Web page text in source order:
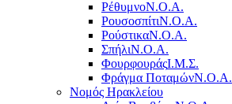
ΡέθυμνοΝ.Ο.Α.
ΡουσοσπίτιΝ.Ο.Α.
ΡούστικαΝ.Ο.Α.
ΣπήλιΝ.Ο.Α.
ΦουρφουράςΙ.Μ.Σ.
Φράγμα ΠοταμώνΝ.Ο.Α.
Νομός Ηρακλείου